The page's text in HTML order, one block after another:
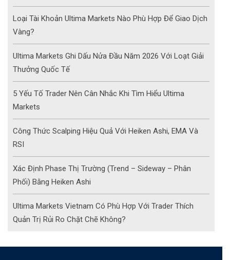
Loại Tài Khoản Ultima Markets Nào Phù Hợp Để Giao Dịch
Vàng?
Ultima Markets Ghi Dấu Nửa Đầu Năm 2026 Với Loạt Giải
Thưởng Quốc Tế
5 Yếu Tố Trader Nên Cân Nhắc Khi Tìm Hiểu Ultima
Markets
Công Thức Scalping Hiệu Quả Với Heiken Ashi, EMA Và
RSI
Xác Định Phase Thị Trường (Trend – Sideway – Phân
Phối) Bằng Heiken Ashi
Ultima Markets Vietnam Có Phù Hợp Với Trader Thích
Quản Trị Rủi Ro Chặt Chẽ Không?